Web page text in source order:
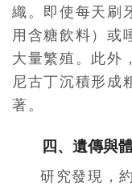
織。即使每天刷
用含糖飲料）或
大量繁殖。此外
尼古丁沉積形成
著。
四、遺傳與
研究發現，